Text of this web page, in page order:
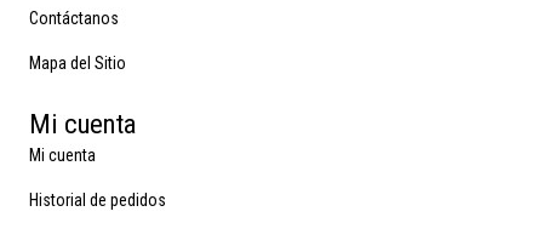
Contáctanos
Mapa del Sitio
Mi cuenta
Mi cuenta
Historial de pedidos